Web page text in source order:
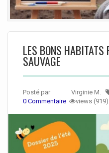
LES BONS HABITATS
SAUVAGE
Posté par Virginie M.
0 Commentaire
views (919)